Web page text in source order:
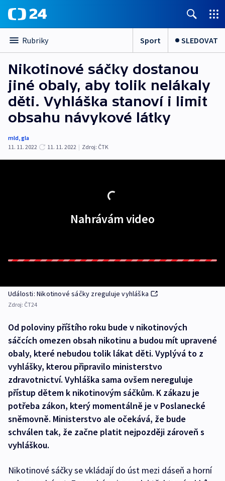
Rubriky Sport SLEDOVAT
Nikotinové sáčky dostanou
jiné obaly, aby tolik nelákaly
děti. Vyhláška stanoví i limit
obsahu návykové látky
mld,gla
11. 11. 2022
11. 11. 2022 | Zdroj: ČTK
Nahrávám video
Události: Nikotinové sáčky zreguluje vyhláška
Zdroj: ČT24
Od poloviny příštího roku bude v nikotinových
sáčcích omezen obsah nikotinu a budou mít upravené
obaly, které nebudou tolik lákat děti. Vyplývá to z
vyhlášky, kterou připravilo ministerstvo
zdravotnictví. Vyhláška sama ovšem nereguluje
přístup dětem k nikotinovým sáčkům. K zákazu je
potřeba zákon, který momentálně je v Poslanecké
sněmovně. Ministerstvo ale očekává, že bude
schválen tak, že začne platit nejpozději zároveň s
vyhláškou.
Nikotinové sáčky se vkládají do úst mezi dáseň a horní